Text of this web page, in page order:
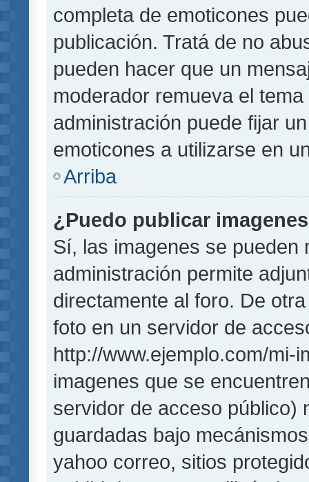
completa de emoticones
publicación. Tratá de no
pueden hacer que un
moderador remueva el
administración puede fijar
emoticones a utilizarse en
Arriba
¿Puedo publicar
Sí, las imagenes se pueden
administración permite
directamente al foro. De
foto en un servidor de
http://www.ejemplo.com/mi-
imagenes que se
servidor de acceso público)
guardadas bajo
yahoo correo, sitios